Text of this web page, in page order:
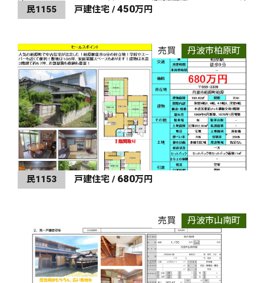
民1155 戸建住宅 / 450万円
売買 丹波市柏原町
民1153 戸建住宅 / 680万円
売買 丹波市山南町